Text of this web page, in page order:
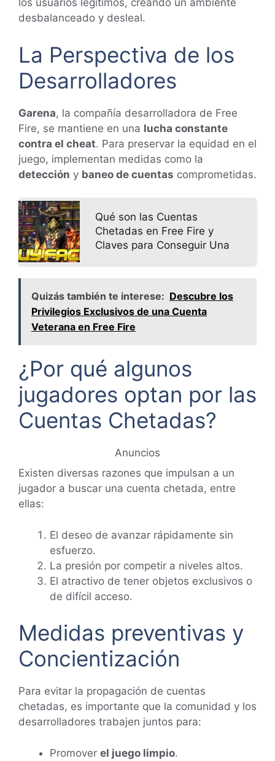
los usuarios legítimos, creando un ambiente
desbalanceado y desleal.
La Perspectiva de los
Desarrolladores
Garena, la compañía desarrolladora de Free
Fire, se mantiene en una lucha constante
contra el cheat. Para preservar la equidad en el
juego, implementan medidas como la
detección y baneo de cuentas comprometidas.
Qué son las Cuentas
Chetadas en Free Fire y
Claves para Conseguir Una
Quizás también te interese: Descubre los
Privilegios Exclusivos de una Cuenta
Veterana en Free Fire
¿Por qué algunos
jugadores optan por las
Cuentas Chetadas?
Anuncios
Existen diversas razones que impulsan a un
jugador a buscar una cuenta chetada, entre
ellas:
El deseo de avanzar rápidamente sin
esfuerzo.
La presión por competir a niveles altos.
El atractivo de tener objetos exclusivos o
de difícil acceso.
Medidas preventivas y
Concientización
Para evitar la propagación de cuentas
chetadas, es importante que la comunidad y los
desarrolladores trabajen juntos para:
Promover el juego limpio.